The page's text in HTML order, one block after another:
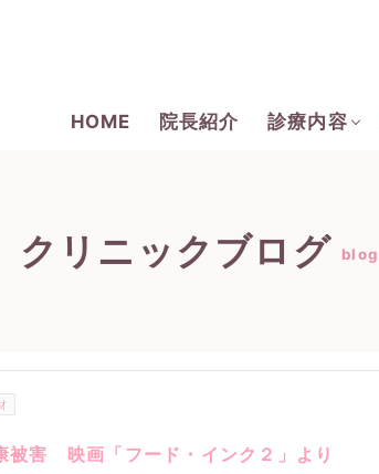
HOME 院長紹介 診療内容
クリニックブログ blog
被害 映画「フード・インク２」より